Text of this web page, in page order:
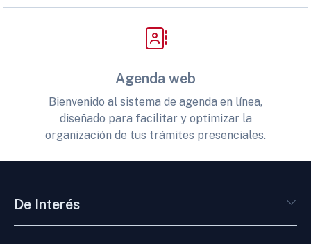
Agenda web
Bienvenido al sistema de agenda en línea,
diseñado para facilitar y optimizar la
organización de tus trámites presenciales.
De Interés